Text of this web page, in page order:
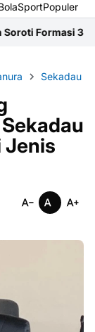
Populer
3 Bek
Sekadau
Jenis